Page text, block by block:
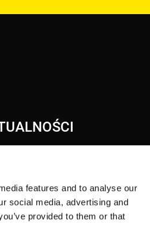
features and to analyse our
social media, advertising and
provided to them or that